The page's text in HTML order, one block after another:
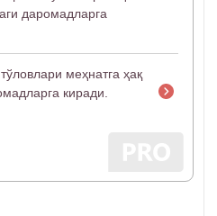
даромадларга
меҳнатга ҳақ
киради.